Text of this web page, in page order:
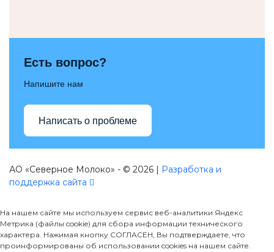
Есть вопрос?
Напишите нам
Написать о проблеме
АО «Северное Молоко» - © 2026 | Разработка и
поддержка сайта
На нашем сайте мы используем сервис веб-аналитики Яндекс
Метрика (файлы cookie) для сбора информации технического
характера. Нажимая кнопку СОГЛАСЕН, Вы подтверждаете, что
проинформированы об использовании cookies на нашем сайте.